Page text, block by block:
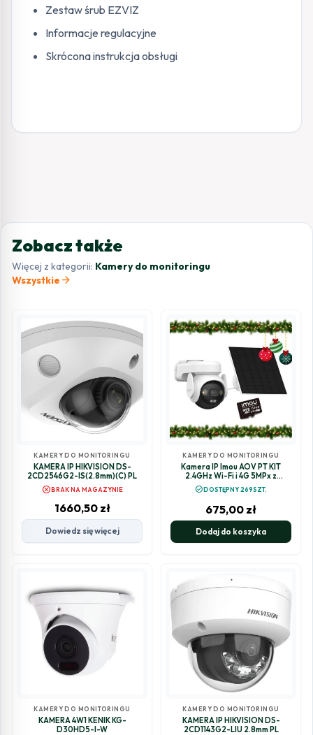
Zestaw śrub EZVIZ
Informacje regulacyjne
Skrócona instrukcja obsługi
Zobacz także
Więcej z kategorii: Kamery do monitoringu
Wszystkie arrow_forward
KAMERY DO MONITORINGU
KAMERA IP HIKVISION DS-
2CD2546G2-IS(2.8mm)(C) PL
cancelBRAK NA MAGAZYNIE
1660,50 zł
Dowiedz się więcej
KAMERY DO MONITORINGU
Kamera IP Imou AOV PT KIT
2.4GHz Wi-Fi i 4G 5MPx z
panelem solarnym z kartą
pamięci 64GB
check_circleDOSTĘPNY 269SZT.
675,00 zł
Dodaj do koszyka
KAMERY DO MONITORINGU
KAMERA 4W1 KENIK KG-
D30HD5-I-W
KAMERY DO MONITORINGU
KAMERA IP HIKVISION DS-
2CD1143G2-LIU 2.8mm PL